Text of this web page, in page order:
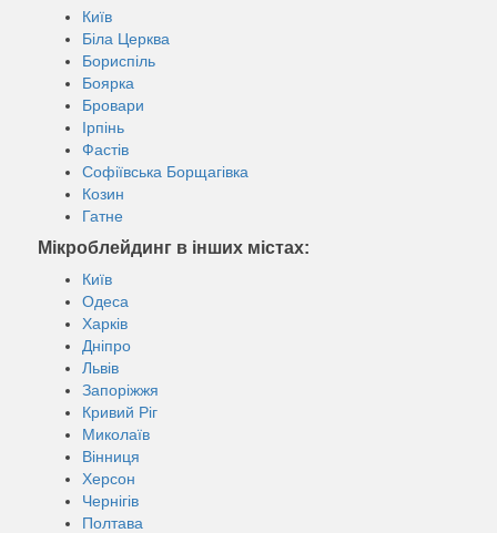
Київ
Біла Церква
Бориспіль
Боярка
Бровари
Ірпінь
Фастів
Софіївська Борщагівка
Козин
Гатне
Мікроблейдинг в інших містах:
Київ
Одеса
Харків
Дніпро
Львів
Запоріжжя
Кривий Ріг
Миколаїв
Вінниця
Херсон
Чернігів
Полтава